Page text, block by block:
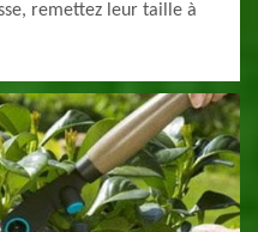
remettez leur taille à